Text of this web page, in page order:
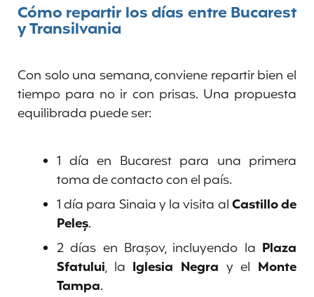
Cómo repartir los días entre Bucarest
y Transilvania
Con solo una semana, conviene repartir bien el
tiempo para no ir con prisas. Una propuesta
equilibrada puede ser:
1 día en Bucarest para una primera
toma de contacto con el país.
1 día para Sinaia y la visita alCastillo de
Peleș.
2 días en Brașov, incluyendo la Plaza
Sfatului, la Iglesia Negra y el Monte
Tampa.